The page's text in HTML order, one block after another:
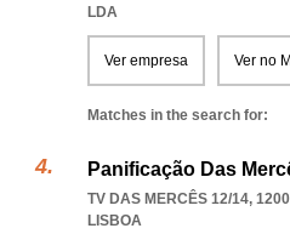
LDA
Ver empresa Ver no
Matches in the search for:
Panificação Das
TV DAS MERCÊS 12/14,
LISBOA